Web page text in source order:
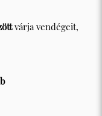
várja vendégeit,